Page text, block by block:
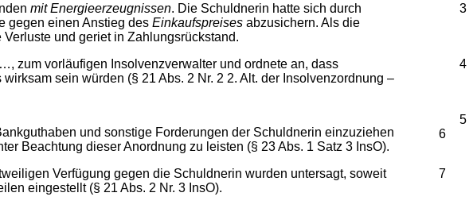
3
mit Energieerzeugnissen. Die Schuldnerin hatte sich durch
gegen einen Anstieg des Einkaufspreises abzusichern. Als die
und geriet in Zahlungsrückstand.
4
zum vorläufigen Insolvenzverwalter und ordnete an, dass
sein würden (§ 21 Abs. 2 Nr. 2 2. Alt. der Insolvenzordnung –
5
6
und sonstige Forderungen der Schuldnerin einzuziehen
Beachtung dieser Anordnung zu leisten (§ 23 Abs. 1 Satz 3 InsO).
7
Verfügung gegen die Schuldnerin wurden untersagt, soweit
eingestellt (§ 21 Abs. 2 Nr. 3 InsO).